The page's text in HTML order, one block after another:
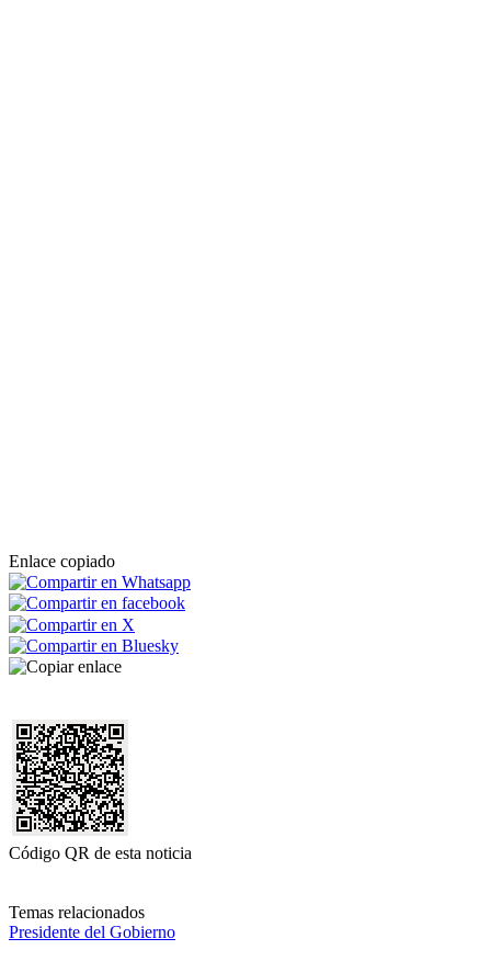
Enlace copiado
Código QR de esta noticia
Temas relacionados
Presidente del Gobierno